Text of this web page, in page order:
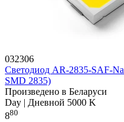
032306
Светодиод AR-2835-SAF-
SMD 2835)
Произведено в Беларуси
Day | Дневной 5000 K
880